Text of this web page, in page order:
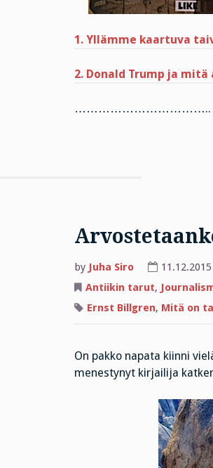
1. Yllämme kaartuva
2. Donald Trump ja
……………………………..
by Juha Siro 11.12.2015
Antiikin tarut,
Ernst Billgren, Mitä on
On pakko napata kiinni
menestynyt kirjailija